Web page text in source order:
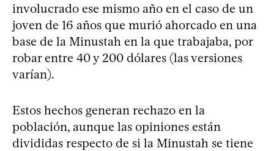
involucrado ese mismo año en el caso de un
joven de 16 años que murió ahorcado en una
base de la Minustah en la que trabajaba, por
robar entre 40 y 200 dólares (las versiones
varían).
Estos hechos generan rechazo en la
población, aunque las opiniones están
divididas respecto de si la Minustah se tiene